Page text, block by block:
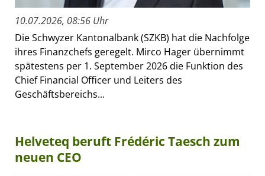
10.07.2026, 08:56 Uhr
Die Schwyzer Kantonalbank (SZKB) hat die Nachfolge
ihres Finanzchefs geregelt. Mirco Hager übernimmt
spätestens per 1. September 2026 die Funktion des
Chief Financial Officer und Leiters des
Geschäftsbereichs...
Helveteq beruft Frédéric Taesch zum
neuen CEO